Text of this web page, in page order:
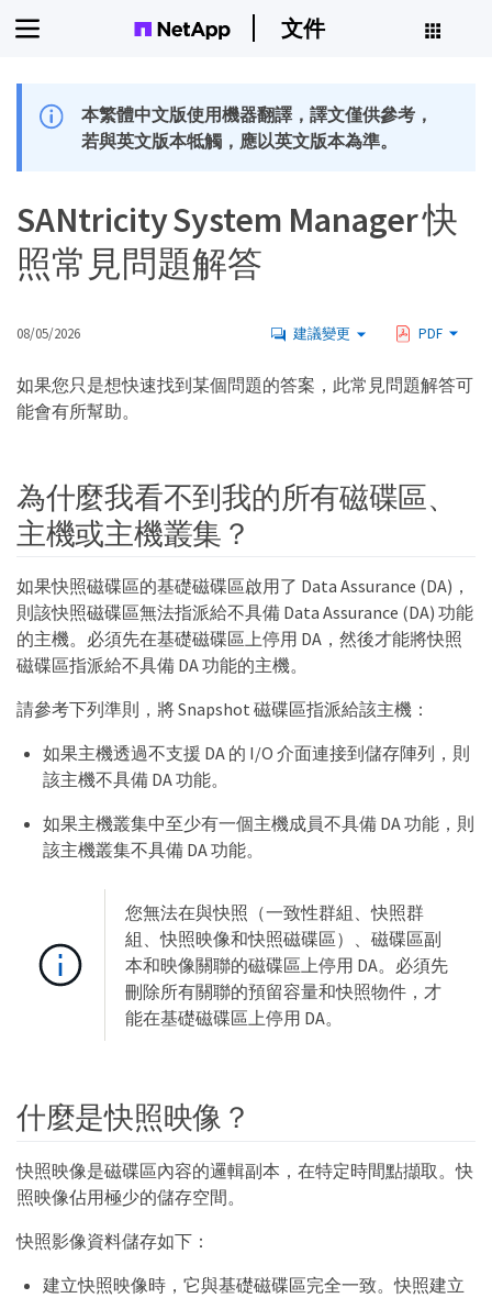
文件
本繁體中文版使用機器翻譯，譯文僅供參考，
若與英文版本牴觸，應以英文版本為準。
SANtricity System Manager 快
照常見問題解答
08/05/2026 建議變更 PDF
如果您只是想快速找到某個問題的答案，此常見問題解答可
能會有所幫助。
為什麼我看不到我的所有磁碟區、
主機或主機叢集？
如果快照磁碟區的基礎磁碟區啟用了 Data Assurance (DA)，
則該快照磁碟區無法指派給不具備 Data Assurance (DA) 功能
的主機。必須先在基礎磁碟區上停用 DA，然後才能將快照
磁碟區指派給不具備 DA 功能的主機。
請參考下列準則，將 Snapshot 磁碟區指派給該主機：
如果主機透過不支援 DA 的 I/O 介面連接到儲存陣列，則
該主機不具備 DA 功能。
如果主機叢集中至少有一個主機成員不具備 DA 功能，則
該主機叢集不具備 DA 功能。
您無法在與快照（一致性群組、快照群
組、快照映像和快照磁碟區）、磁碟區副
本和映像關聯的磁碟區上停用 DA。必須先
刪除所有關聯的預留容量和快照物件，才
能在基礎磁碟區上停用 DA。
什麼是快照映像？
快照映像是磁碟區內容的邏輯副本，在特定時間點擷取。快
照映像佔用極少的儲存空間。
快照影像資料儲存如下：
建立快照映像時，它與基礎磁碟區完全一致。快照建立